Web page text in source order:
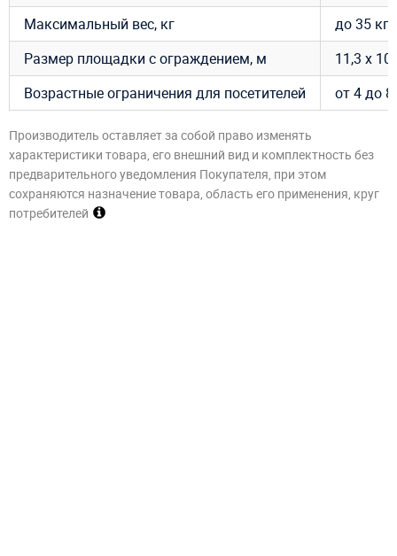
Максимальный вес, кг
до 35 кг
Размер площадки с ограждением, м
11,3 х
Возрастные ограничения для посетителей
от 4 до 8
Производитель оставляет за собой право изменять
характеристики товара, его внешний вид и комплектность без
предварительного уведомления Покупателя, при этом
сохраняются назначение товара, область его применения, круг
потребителей